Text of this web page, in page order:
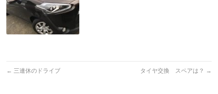
← 三連休のドライブ タイヤ交換 スペアは？ →